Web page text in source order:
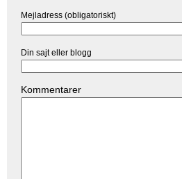
Mejladress (obligatoriskt)
Din sajt eller blogg
Kommentarer